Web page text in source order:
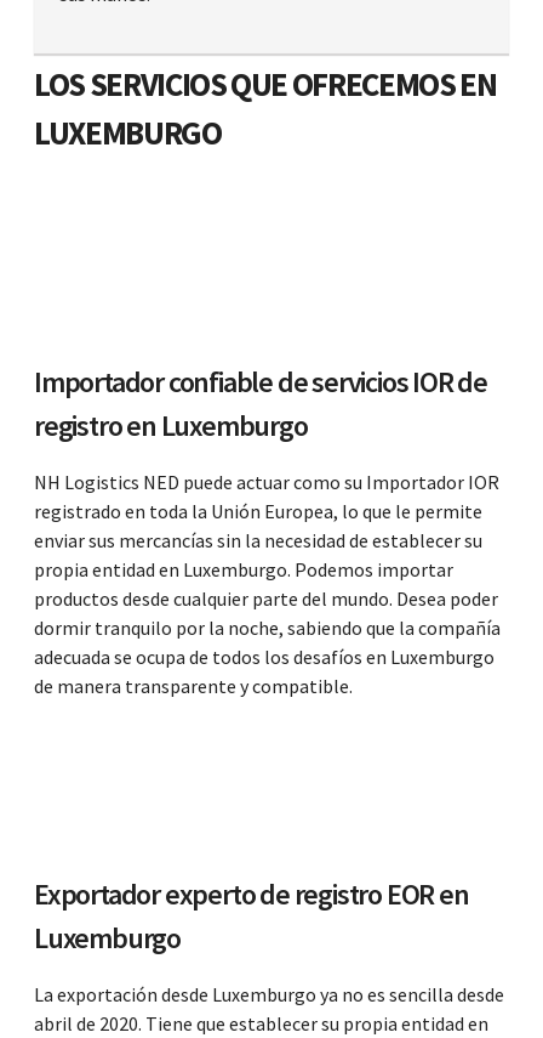
LOS SERVICIOS QUE OFRECEMOS EN
LUXEMBURGO
Importador confiable de servicios IOR de
registro en Luxemburgo
NH Logistics NED puede actuar como su Importador IOR
registrado en toda la Unión Europea, lo que le permite
enviar sus mercancías sin la necesidad de establecer su
propia entidad en Luxemburgo. Podemos importar
productos desde cualquier parte del mundo. Desea poder
dormir tranquilo por la noche, sabiendo que la compañía
adecuada se ocupa de todos los desafíos en Luxemburgo
de manera transparente y compatible.
Exportador experto de registro EOR en
Luxemburgo
La exportación desde Luxemburgo ya no es sencilla desde
abril de 2020. Tiene que establecer su propia entidad en